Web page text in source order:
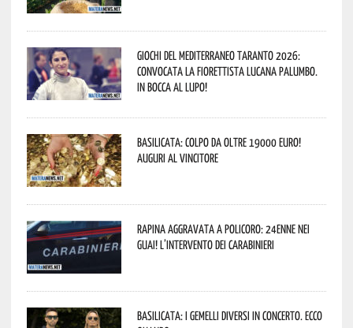
Giochi del Mediterraneo Taranto 2026:
convocata la fiorettista lucana Palumbo.
In bocca al lupo!
Basilicata: colpo da oltre 19000 Euro!
Auguri al vincitore
Rapina aggravata a Policoro: 24enne nei
guai! L’intervento dei Carabinieri
Basilicata: i Gemelli DiVersi in concerto. Ecco